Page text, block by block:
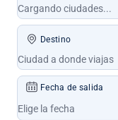
Destino
Fecha de salida